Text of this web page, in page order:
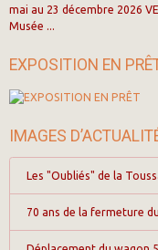
mai au 23 décembre 2026
Musée ...
EXPOSITION EN
IMAGES
Les "Oubliés" de la
70 ans de la fermeture